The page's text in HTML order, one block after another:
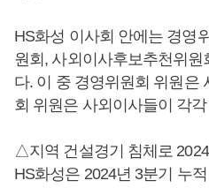
HS화성 이사회 안에는 경영
원회, 사외이사후보추천위
다. 이 중 경영위원회 위원은
회 위원은 사외이사들이 각
△지역 건설경기 침체로
HS화성은 2024년 3분기 누